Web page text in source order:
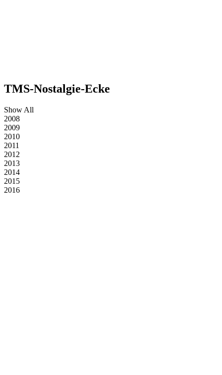
TMS-Nostalgie-Ecke
Show All
2008
2009
2010
2011
2012
2013
2014
2015
2016